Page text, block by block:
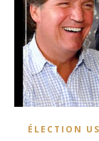
ÉLECTION